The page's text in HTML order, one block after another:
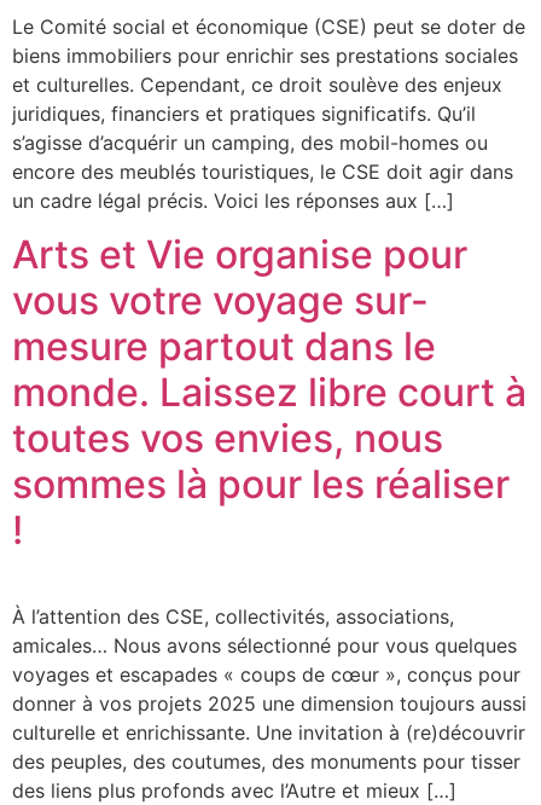
Le Comité social et économique (CSE) peut se doter de
biens immobiliers pour enrichir ses prestations sociales
et culturelles. Cependant, ce droit soulève des enjeux
juridiques, financiers et pratiques significatifs. Qu’il
s’agisse d’acquérir un camping, des mobil-homes ou
encore des meublés touristiques, le CSE doit agir dans
un cadre légal précis. Voici les réponses aux […]
Arts et Vie organise pour
vous votre voyage sur-
mesure partout dans le
monde. Laissez libre court à
toutes vos envies, nous
sommes là pour les réaliser
!
À l’attention des CSE, collectivités, associations,
amicales… Nous avons sélectionné pour vous quelques
voyages et escapades « coups de cœur », conçus pour
donner à vos projets 2025 une dimension toujours aussi
culturelle et enrichissante. Une invitation à (re)découvrir
des peuples, des coutumes, des monuments pour tisser
des liens plus profonds avec l’Autre et mieux […]